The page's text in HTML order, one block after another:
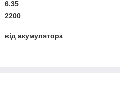
6.35
2200
від акумулятора